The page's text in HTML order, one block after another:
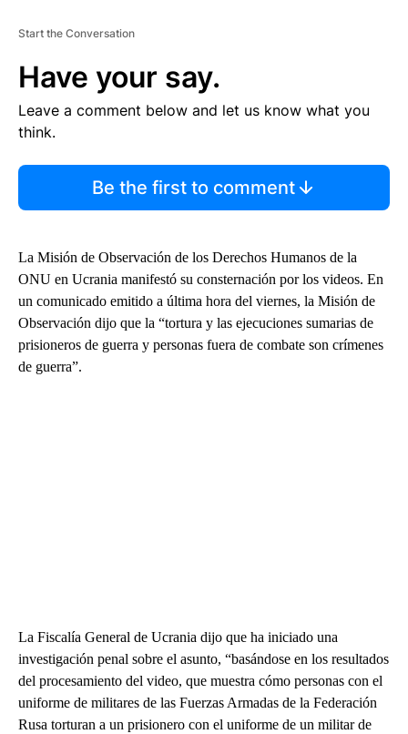
Start the Conversation
Have your say.
Leave a comment below and let us know what you
think.
Be the first to comment
La Misión de Observación de los Derechos Humanos de la
ONU en Ucrania manifestó su consternación por los videos. En
un comunicado emitido a última hora del viernes, la Misión de
Observación dijo que la “tortura y las ejecuciones sumarias de
prisioneros de guerra y personas fuera de combate son crímenes
de guerra”.
La Fiscalía General de Ucrania dijo que ha iniciado una
investigación penal sobre el asunto, “basándose en los resultados
del procesamiento del video, que muestra cómo personas con el
uniforme de militares de las Fuerzas Armadas de la Federación
Rusa torturan a un prisionero con el uniforme de un militar de